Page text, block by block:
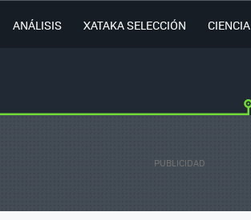
ANÁLISIS XATAKA SELECCIÓN CIENCIA